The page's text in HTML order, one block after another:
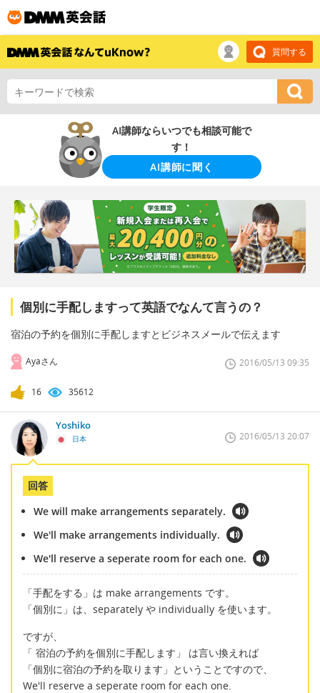
質問する
AI講師ならいつでも相談可能で
す！
AI講師に聞く
個別に手配しますって英語でなんて言うの？
宿泊の予約を個別に手配しますとビジネスメールで伝えます
Ayaさん 2016/05/13 09:35
16 35612
Yoshiko
日本 2016/05/13 20:07
回答
We will make arrangements separately.
We'll make arrangements individually.
We'll reserve a seperate room for each one.
「手配をする」は make arrangements です。
「個別に」は、separately や individually を使います。
ですが、
「 宿泊の予約を個別に手配します」 は言い換えれば
「個別に宿泊の予約を取ります」ということですので、
We'll reserve a seperate room for each one.